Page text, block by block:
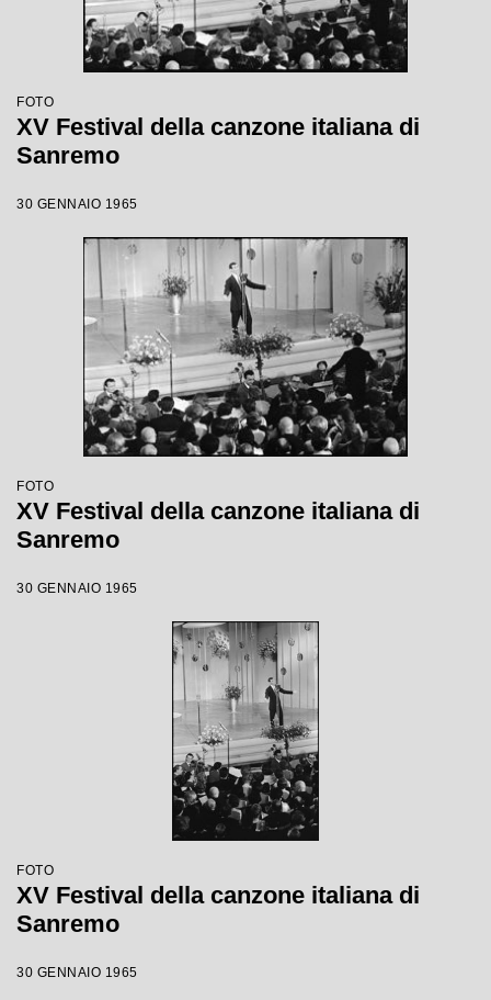
FOTO
XV Festival della canzone italiana di
Sanremo
30 GENNAIO 1965
FOTO
XV Festival della canzone italiana di
Sanremo
30 GENNAIO 1965
FOTO
XV Festival della canzone italiana di
Sanremo
30 GENNAIO 1965